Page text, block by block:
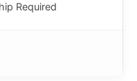
Required